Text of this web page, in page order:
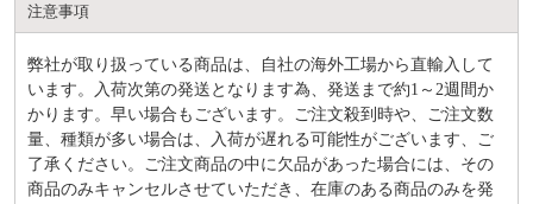
注意事項
弊社が取り扱っている商品は、自社の海外工場から直輸入して
います。入荷次第の発送となります為、発送まで約1～2週間か
かります。早い場合もございます。ご注文殺到時や、ご注文数
量、種類が多い場合は、入荷が遅れる可能性がございます、ご
了承ください。ご注文商品の中に欠品があった場合には、その
商品のみキャンセルさせていただき、在庫のある商品のみを発